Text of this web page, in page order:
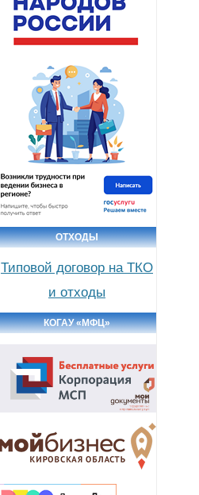
ОТХОДЫ
Типовой договор на ТКО
и отходы
КОГАУ «МФЦ»